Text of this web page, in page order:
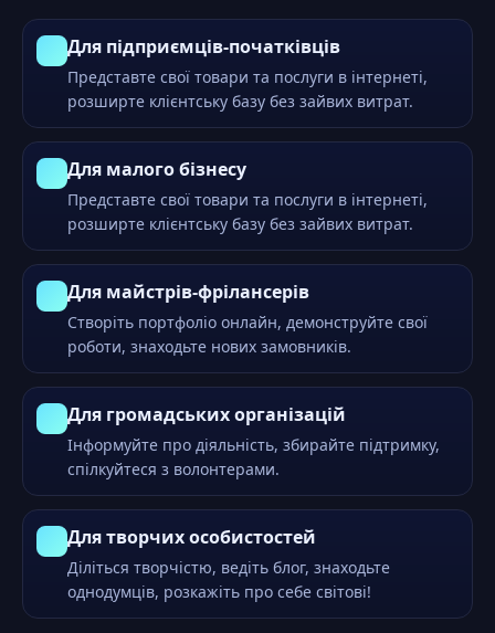
Для підприємців-початківців
Представте свої товари та послуги в інтернеті,
розширте клієнтську базу без зайвих витрат.
Для малого бізнесу
Представте свої товари та послуги в інтернеті,
розширте клієнтську базу без зайвих витрат.
Для майстрів-фрілансерів
Створіть портфоліо онлайн, демонструйте свої
роботи, знаходьте нових замовників.
Для громадських організацій
Інформуйте про діяльність, збирайте підтримку,
спілкуйтеся з волонтерами.
Для творчих особистостей
Діліться творчістю, ведіть блог, знаходьте
однодумців, розкажіть про себе світові!